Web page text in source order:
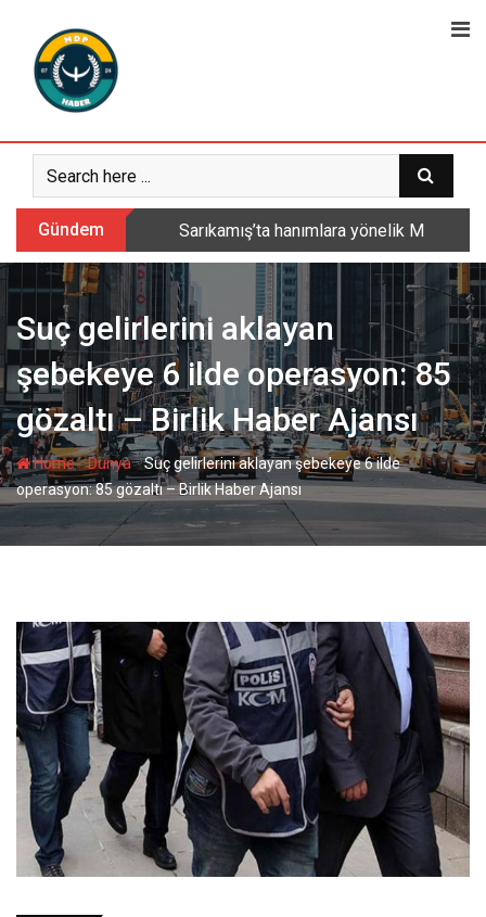
content
Gündem Sarıkamış’ta hanımlara yönelik
Suç gelirlerini aklayan
şebekeye 6 ilde operasyon: 85
gözaltı – Birlik Haber Ajansı
Home-Dünya-Suç gelirlerini aklayan şebekeye 6 ilde
operasyon: 85 gözaltı – Birlik Haber Ajansı